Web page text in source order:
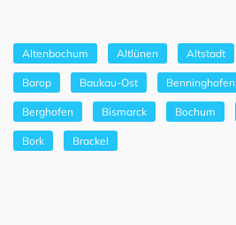
Altenbochum Altlünen Altstadt
Barop Baukau-Ost Benninghofen
Berghofen Bismarck Bochum
Bork Brackel